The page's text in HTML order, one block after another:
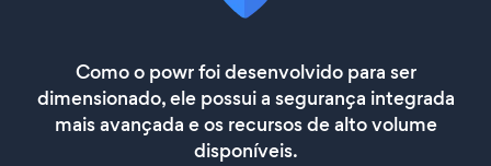
Como o powr foi desenvolvido para ser
dimensionado, ele possui a segurança integrada
mais avançada e os recursos de alto volume
disponíveis.